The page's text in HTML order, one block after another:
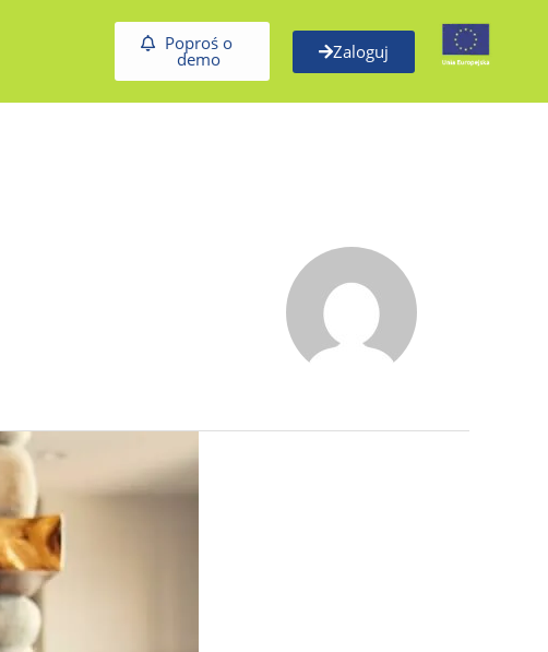
Poproś o
demo Zaloguj